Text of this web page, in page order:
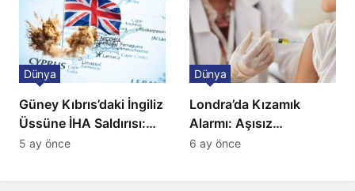
Güney Kıbrıs’daki İngiliz
Üssüne İHA Saldırısı:
Patlama, Sirenler ve
Dünya
5 ay önce
Londra’da Kızamık
Alarmı: Aşısız
Öğrenciler Okullardan
Dünya
6 ay önce